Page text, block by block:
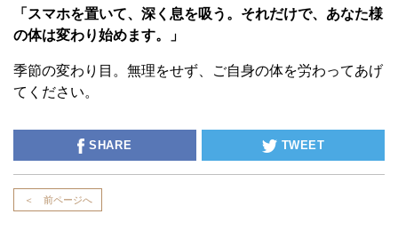
「スマホを置いて、深く息を吸う。それだけで、あなた様
の体は変わり始めます。」
季節の変わり目。無理をせず、ご自身の体を労わってあげ
てください。
SHARE TWEET
＜ 前ページへ